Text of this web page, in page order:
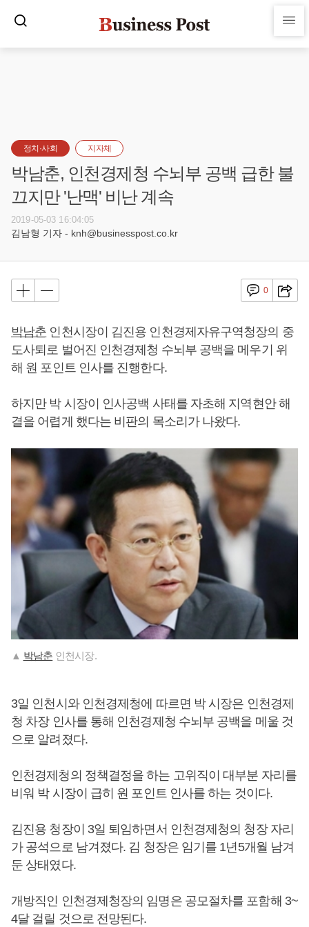
정치·사회 지자체
박남춘, 인천경제청 수뇌부 공백 급한 불
끄지만 '난맥' 비난 계속
2019-05-03 16:04:05
김남형 기자 - knh@businesspost.co.kr
0
박남춘 인천시장이 김진용 인천경제자유구역청장의 중
도사퇴로 벌어진 인천경제청 수뇌부 공백을 메우기 위
해 원 포인트 인사를 진행한다.
하지만 박 시장이 인사공백 사태를 자초해 지역현안 해
결을 어렵게 했다는 비판의 목소리가 나왔다.
▲ 박남춘 인천시장.
3일 인천시와 인천경제청에 따르면 박 시장은 인천경제
청 차장 인사를 통해 인천경제청 수뇌부 공백을 메울 것
으로 알려졌다.
인천경제청의 정책결정을 하는 고위직이 대부분 자리를
비워 박 시장이 급히 원 포인트 인사를 하는 것이다.
김진용 청장이 3일 퇴임하면서 인천경제청의 청장 자리
가 공석으로 남겨졌다. 김 청장은 임기를 1년5개월 남겨
둔 상태였다.
개방직인 인천경제청장의 임명은 공모절차를 포함해 3~
4달 걸릴 것으로 전망된다.